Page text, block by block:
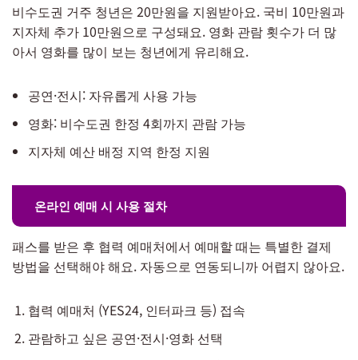
비수도권 거주 청년은 20만원을 지원받아요. 국비 10만원과
지자체 추가 10만원으로 구성돼요. 영화 관람 횟수가 더 많
아서 영화를 많이 보는 청년에게 유리해요.
공연·전시: 자유롭게 사용 가능
영화: 비수도권 한정 4회까지 관람 가능
지자체 예산 배정 지역 한정 지원
온라인 예매 시 사용 절차
패스를 받은 후 협력 예매처에서 예매할 때는 특별한 결제
방법을 선택해야 해요. 자동으로 연동되니까 어렵지 않아요.
협력 예매처 (YES24, 인터파크 등) 접속
관람하고 싶은 공연·전시·영화 선택